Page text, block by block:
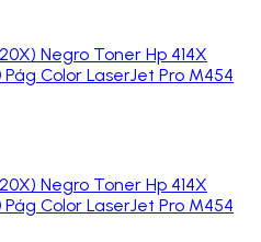
Toner Hp 414X
Color LaserJet Pro M454
Toner Hp 414X
Color LaserJet Pro M454